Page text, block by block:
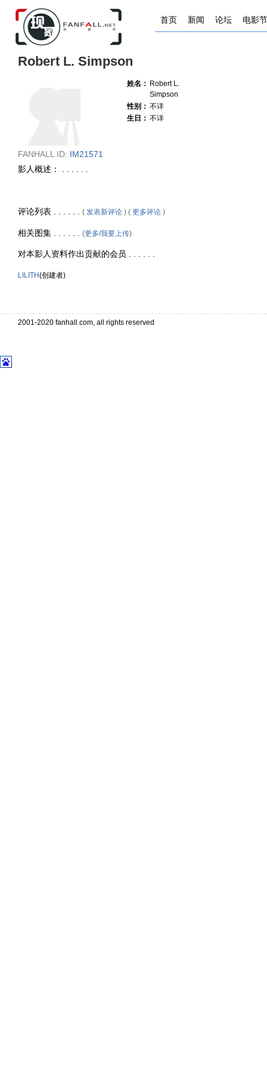
首页 新闻 论坛 电影节
Robert L. Simpson
FANHALL ID: IM21571
姓名： Robert L.
Simpson
性别： 不详
生日： 不详
影人概述： . . . . . .
评论列表 . . . . . . ( 发表新评论 ) ( 更多评论 )
相关图集 . . . . . . (更多/我要上传)
对本影人资料作出贡献的会员 . . . . . .
LILITH(创建者)
2001-2020 fanhall.com, all rights reserved